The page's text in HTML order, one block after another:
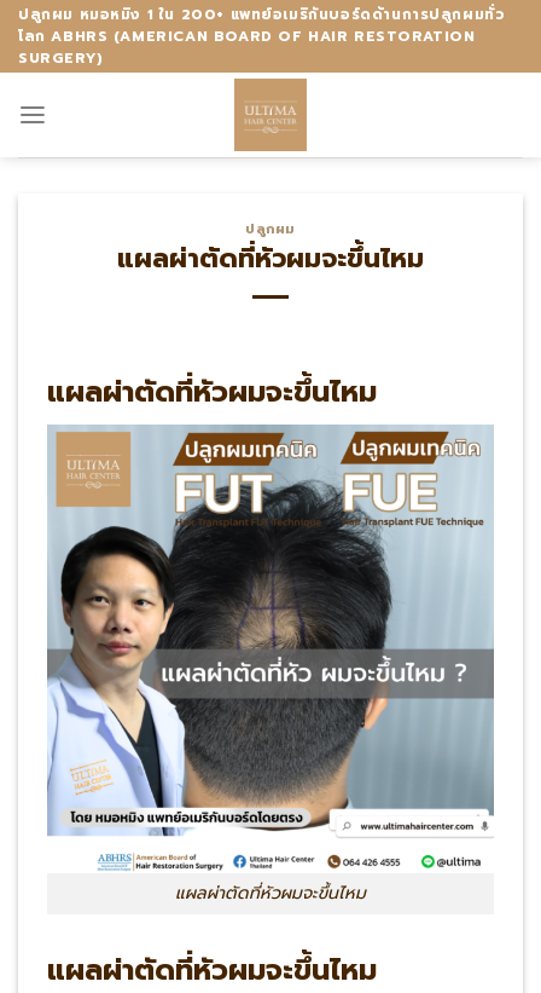
Skip
content
ปลูกผม หมอหมิง 1 ใน 200+ แพทย์อเมริกันบอร์ดด้านการปลูกผมทั่ว
โลก ABHRS (AMERICAN BOARD OF HAIR RESTORATION
SURGERY)
ปลูกผม
แผลผ่าตัดที่หัวผมจะขึ้นไหม
แผลผ่าตัดที่หัวผมจะขึ้นไหม
แผลผ่าตัดที่หัวผมจะขึ้นไหม
แผลผ่าตัดที่หัวผมจะขึ้นไหม